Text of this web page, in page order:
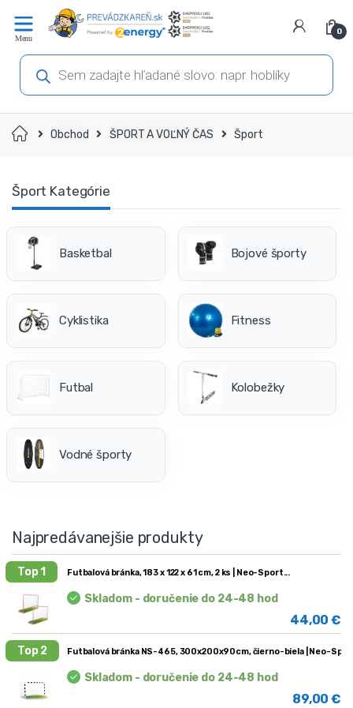
navigáciu
obsah
0
Products
search
Domov Obchod ŠPORT A VOĽNÝ ČAS Šport
Šport Kategórie
Basketbal Bojové športy
Cyklistika Fitness
Futbal Kolobežky
Vodné športy
Najpredávanejšie produkty
Top 1 Futbalová bránka, 183 x 122 x 61 cm, 2 ks | Neo-Sport
44,00€
Skladom - doručenie do 24-48 hod
Top 2 Futbalová bránka NS-465, 300x200x90cm, čierno-biela | Neo-
89,00€
Skladom - doručenie do 24-48 hod